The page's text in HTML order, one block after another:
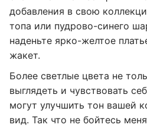
добавления в свою
топа или пудрово-синего
наденьте ярко-желтое
жакет.
Более светлые цвета не
выглядеть и чувствовать
могут улучшить тон вашей
вид. Так что не бойтесь